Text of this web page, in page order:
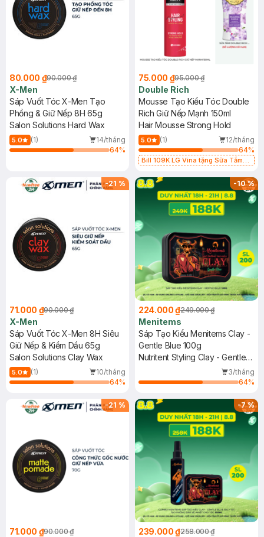
80.000 ₫90.000 ₫
X-Men
Sáp Vuốt Tóc X-Men Tạo
Phồng & Giữ Nếp 8H 65g
Salon Solutions Hard Wax
5.0 (1)
14/tháng
64%
75.000 ₫95.000 ₫
Double Rich
Mousse Tạo Kiểu Tóc Double
Rich Giữ Nếp Mạnh 150ml
Hair Mousse Strong Hold
5.0 (1)
12/tháng
64%
Bill 109K LG Vina tặng Sữa Tắm
(SL có hạn)
-21 %
71.000 ₫90.000 ₫
X-Men
Sáp Vuốt Tóc X-Men 8H Siêu
Giữ Nếp & Kiềm Dầu 65g
Salon Solutions Clay Wax
5.0 (1)
10/tháng
64%
-10%
224.000 ₫249.000 ₫
Menitems
Sáp Tạo Kiểu Menitems Clay -
Gentle Blue 100g
Nutritent Styling Clay - Gentle
3/tháng
64%
-21 %
71.000 ₫90.000 ₫
-7%
239.000 ₫258.000 ₫